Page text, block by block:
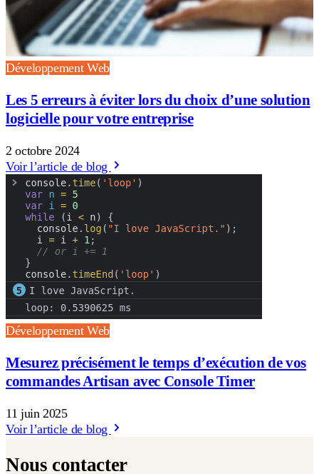
Développement Web
Les 5 erreurs à éviter lors du choix d’une solution
logicielle pour votre entreprise
2 octobre 2024
Voir l’article de blog
Développement Web
Mesurez précisément le temps d’exécution de vos
commandes Artisan avec Console Timer
11 juin 2025
Voir l’article de blog
Nous contacter